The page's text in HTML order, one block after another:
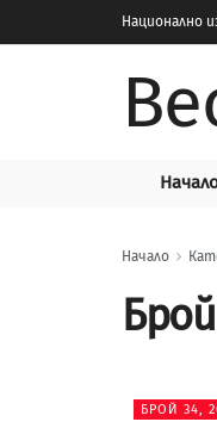
Национално
Начало
БРОЙ 34,